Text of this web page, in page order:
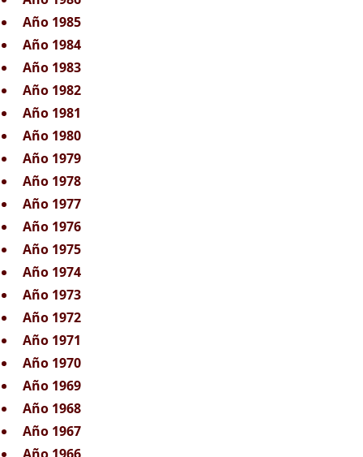
Año 1985
Año 1984
Año 1983
Año 1982
Año 1981
Año 1980
Año 1979
Año 1978
Año 1977
Año 1976
Año 1975
Año 1974
Año 1973
Año 1972
Año 1971
Año 1970
Año 1969
Año 1968
Año 1967